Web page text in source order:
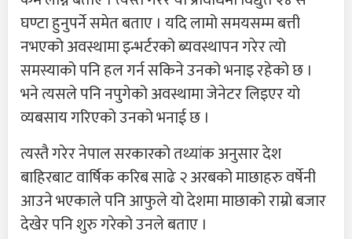
घण्टा हुनुपर्ने समेत बताए । यदि लामो समयसम्म बत्ती
नभएको अवस्थामा इन्भर्टरको ब्यवस्थापन गरेर त्यो
समस्याको पनि हल गर्न सकिने उनको भनाइ रहेको छ ।
भने त्यसले पनि नपुगेको अवस्थामा जेनेटर लिइएर यो
व्यबसाय गरिएको उनको भनाई छ ।
त्यस्तै गरेर नेपाल सरकारको तथ्यांक अनुसार देश
बाहिरबाट वार्षिक करिब साढे २ अरबको माछाहरु वर्षेनी
आउने भएकाले पनि आफुले यो देशमा माछाको राम्रो बजार
देखेर पनि शुरु गरेको उनले बताए ।